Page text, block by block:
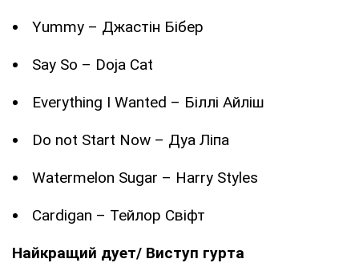
Yummy – Джастін Бібер
Say So – Doja Cat
Everything I Wanted – Біллі Айліш
Do not Start Now – Дуа Ліпа
Watermelon Sugar – Harry Styles
Cardigan – Тейлор Свіфт
Найкращий дует/ Виступ гурта